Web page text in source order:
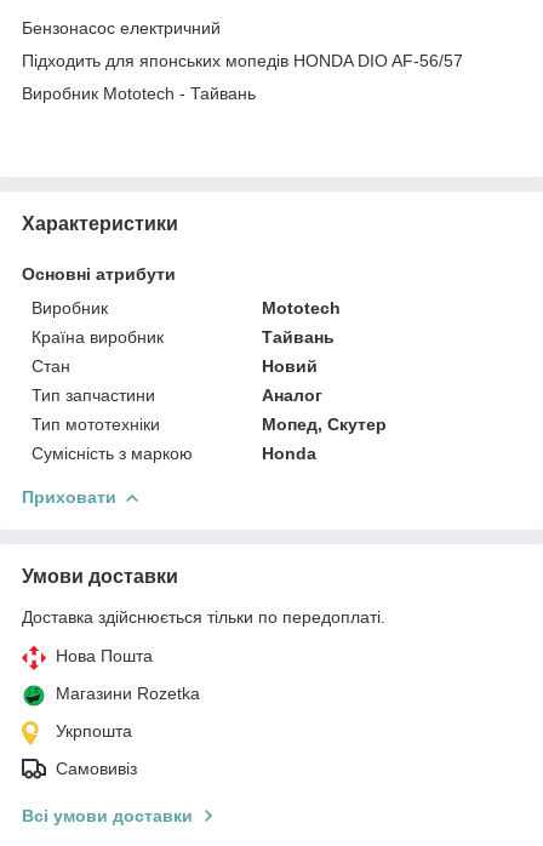
Бензонасос електричний
Підходить для японських мопедів HONDA DIO AF-56/57
Виробник Mototech - Тайвань
Характеристики
Основні атрибути
Виробник
Mototech
Країна виробник
Тайвань
Стан
Новий
Тип запчастини
Аналог
Тип мототехніки
Мопед, Скутер
Сумісність з маркою
Honda
Приховати
Умови доставки
Доставка здійснюється тільки по передоплаті.
Нова Пошта
Магазини Rozetka
Укрпошта
Самовивіз
Всі умови доставки